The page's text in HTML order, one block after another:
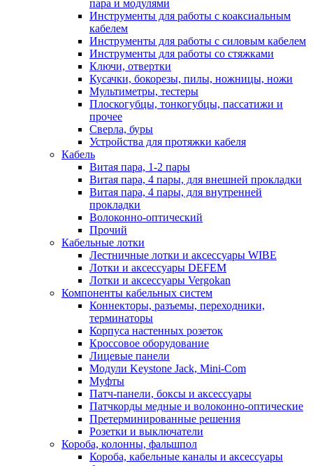
пара и модулями
Инструменты для работы с коаксиальным
кабелем
Инструменты для работы с силовым кабелем
Инструменты для работы со стяжками
Ключи, отвертки
Кусачки, бокорезы, пилы, ножницы, ножи
Мультиметры, тестеры
Плоскогубцы, тонкогубцы, пассатижи и
прочее
Сверла, буры
Устройства для протяжки кабеля
Кабель
Витая пара, 1-2 пары
Витая пара, 4 пары, для внешней прокладки
Витая пара, 4 пары, для внутренней
прокладки
Волоконно-оптический
Прочий
Кабельные лотки
Лестничные лотки и аксессуары WIBE
Лотки и аксессуары DEFEM
Лотки и аксессуары Vergokan
Компоненты кабельных систем
Коннекторы, разъемы, переходники,
терминаторы
Корпуса настенных розеток
Кроссовое оборудование
Лицевые панели
Модули Keystone Jack, Mini-Com
Муфты
Патч-панели, боксы и аксессуары
Патчкорды медные и волоконно-оптические
Претерминированные решения
Розетки и выключатели
Короба, колонны, фальшпол
Короба, кабельные каналы и аксессуары